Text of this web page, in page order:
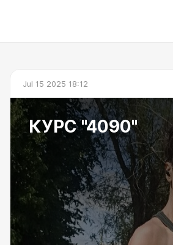
Jul 15 2025 18:12
КУРС "4090"